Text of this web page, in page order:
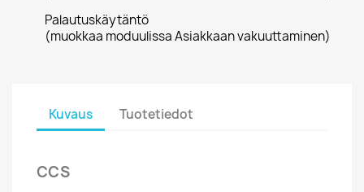
Palautuskäytäntö
(muokkaa moduulissa Asiakkaan vakuuttaminen)
Kuvaus Tuotetiedot
CCS